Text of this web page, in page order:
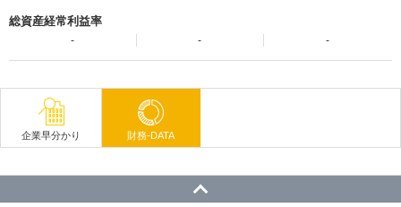
総資産経常利益率
- - -
企業早分かり 財務-DATA